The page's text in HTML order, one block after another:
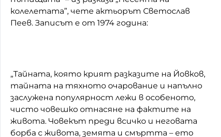
колелетата”, чете актьорът Светослав
Пеев. Записът е от 1974 година:
„Тайната, която крият разказите на Йовков,
тайната на тяхното очарование и напълно
заслужена популярност лежи в особеното,
чисто човешко отнасяне на фактите на
живота. Човекът преди всичко и неговата
борба с живота, земята и смъртта – ето